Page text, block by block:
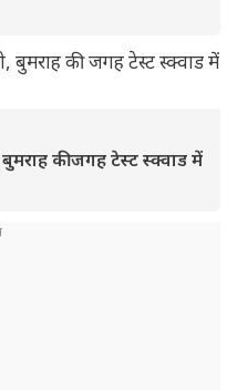
की जगह टेस्ट स्क्वाड में